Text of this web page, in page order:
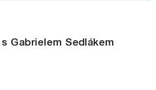
Gabrielem Sedlákem